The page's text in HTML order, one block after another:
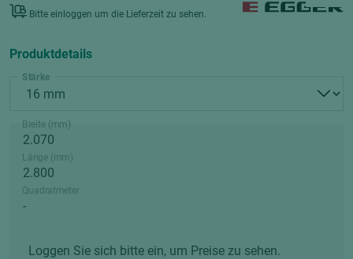
Bitte einloggen um die Lieferzeit zu sehen.
Produktdetails
Stärke
Breite (mm)
Länge (mm)
Quadratmeter
Loggen Sie sich bitte ein, um Preise zu sehen.